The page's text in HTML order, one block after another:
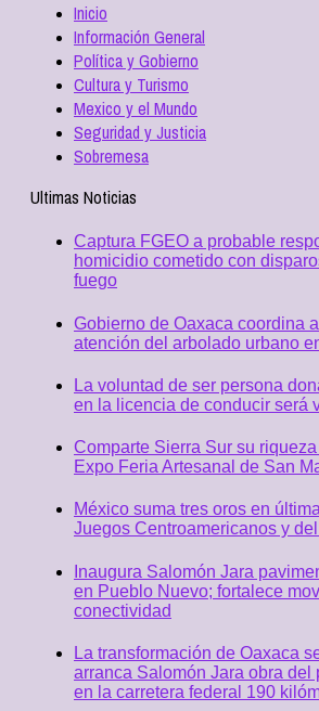
Inicio
Información General
Política y Gobierno
Cultura y Turismo
Mexico y el Mundo
Seguridad y Justicia
Sobremesa
Ultimas Noticias
Captura FGEO a probable
homicidio cometido con
fuego
Gobierno de Oaxaca coordina
atención del arbolado urbano
La voluntad de ser persona
en la licencia de conducir será
Comparte Sierra Sur su
Expo Feria Artesanal de San
México suma tres oros en
Juegos Centroamericanos y
Inaugura Salomón Jara
en Pueblo Nuevo; fortalece
conectividad
La transformación de Oaxaca
arranca Salomón Jara obra del
en la carretera federal 190